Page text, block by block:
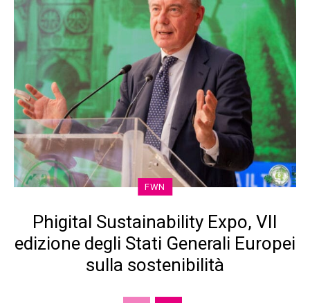
FWN
Phigital Sustainability Expo, VII
edizione degli Stati Generali Europei
sulla sostenibilità